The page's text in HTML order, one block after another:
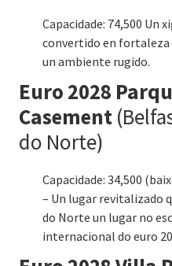
Capacidade: 74,500 Un
convertido en fortaleza
un ambiente rugido.
Euro 2028
Casement
do Norte)
Capacidade: 34,500
– Un lugar revitalizado
do Norte un lugar no
internacional do euro